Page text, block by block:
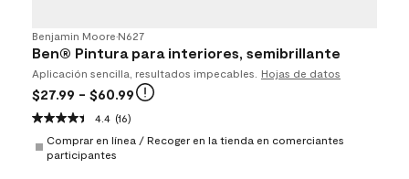
Benjamin Moore•N627
Ben® Pintura para interiores, semibrillante
Aplicación sencilla, resultados impecables. Hojas de datos
$27.99 - $60.99
4.4 (16)
Comprar en línea / Recoger en la tienda en comerciantes
participantes